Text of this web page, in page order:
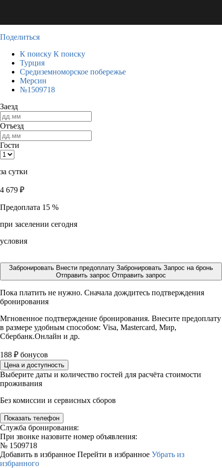
Поделиться
К поиску К поиску
Турция
Средиземноморское побережье
Мерсин
№1509718
Заезд
Отъезд
Гости
за сутки
4 679 ₽
Предоплата 15 %
при заселении сегодня
условия
Забронировать Внести предоплату Забронировать Запрос на бронь
Отправить запрос Отправить запрос
Пока платить не нужно. Сначала дождитесь подтверждения
бронирования
Мгновенное подтверждение бронирования. Внесите предоплату
в размере удобным способом: Visa, Mastercard, Мир,
Сбербанк.Онлайн и др.
188 ₽ бонусов
Цена и доступность
Выберите даты и количество гостей для расчёта стоимости
проживания
Без комиссии и сервисных сборов
Показать телефон
Служба бронирования:
При звонке назовите номер объявления:
№ 1509718
Добавить в избранное Перейти в избранное Убрать из
избранного